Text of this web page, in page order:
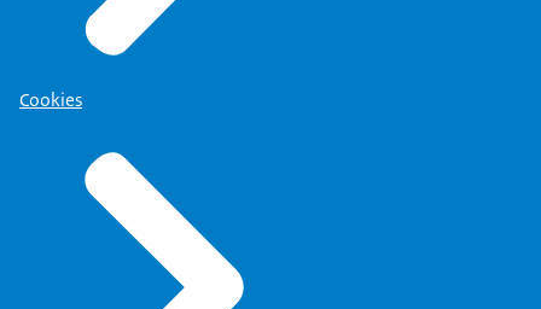
Cookies